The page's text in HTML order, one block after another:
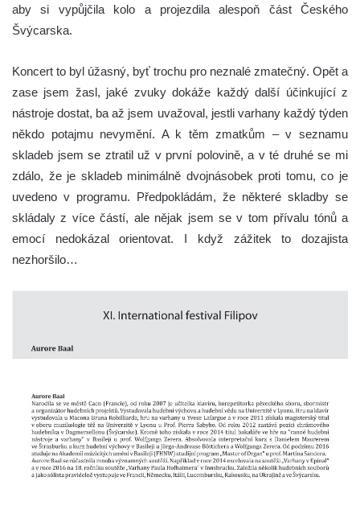
aby si vypůjčila kolo a projezdila alespoň část Českého
Švýcarska.
Koncert to byl úžasný, byť trochu pro neznalé zmatečný. Opět a
zase jsem žasl, jaké zvuky dokáže každý další účinkující z
nástroje dostat, ba až jsem uvažoval, jestli varhany každý týden
někdo potajmu nevymění. A k těm zmatkům – v seznamu
skladeb jsem se ztratil už v první polovině, a v té druhé se mi
zdálo, že je skladeb minimálně dvojnásobek proti tomu, co je
uvedeno v programu. Předpokládám, že některé skladby se
skládaly z více částí, ale nějak jsem se v tom přívalu tónů a
emocí nedokázal orientovat. I když zážitek to dozajista
nezhoršilo…